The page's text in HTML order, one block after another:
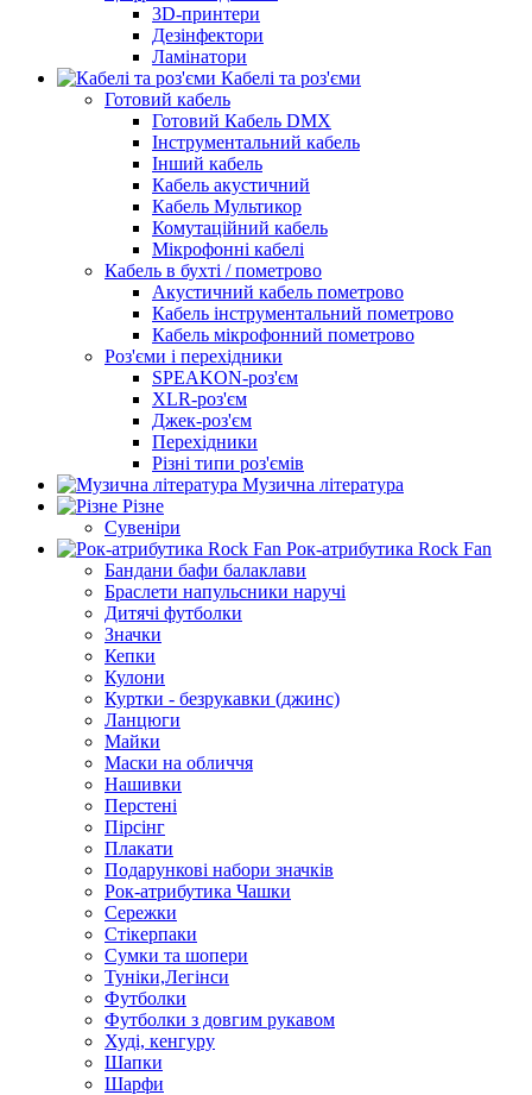
3D-принтери
Дезінфектори
Ламінатори
Кабелі та роз'єми
Готовий кабель
Готовий Кабель DMX
Інструментальний кабель
Інший кабель
Кабель акустичний
Кабель Мультикор
Комутаційний кабель
Мікрофонні кабелі
Кабель в бухті / пометрово
Акустичний кабель пометрово
Кабель інструментальний пометрово
Кабель мікрофонний пометрово
Роз'єми і перехідники
SPEAKON-роз'єм
XLR-роз'єм
Джек-роз'єм
Перехідники
Різні типи роз'ємів
Музична література
Різне
Сувеніри
Рок-атрибутика Rock Fan
Бандани бафи балаклави
Браслети напульсники наручі
Дитячі футболки
Значки
Кепки
Кулони
Куртки - безрукавки (джинс)
Ланцюги
Майки
Маски на обличчя
Нашивки
Перстені
Пірсінг
Плакати
Подарункові набори значків
Рок-атрибутика Чашки
Сережки
Стікерпаки
Сумки та шопери
Туніки,Легінси
Футболки
Футболки з довгим рукавом
Худі, кенгуру
Шапки
Шарфи